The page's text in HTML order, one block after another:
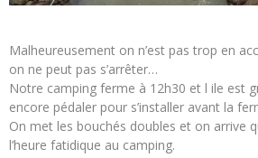
Malheureusement on n’est pas trop en
on ne peut pas s’arrêter…
Notre camping ferme à 12h30 et l ile est
encore pédaler pour s’installer avant la
On met les bouchés doubles et on arrive
l’heure fatidique au camping.